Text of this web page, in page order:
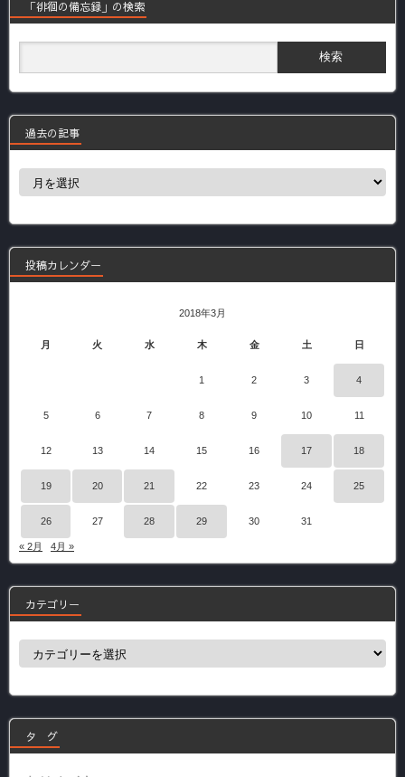
「徘徊の備忘録」の検索
過去の記事
過
事
投稿カレンダー
2018年3月
月 火 水 木 金 土 日
1 2 3 4
5 6 7 8 9 10 11
12 13 14 15 16 17 18
19 20 21 22 23 24 25
26 27 28 29 30 31
« 2月 4月 »
カテゴリー
カ
ー
タ グ